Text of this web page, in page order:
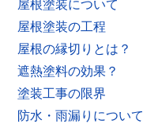
屋根塗装について
屋根塗装の工程
屋根の縁切りとは？
遮熱塗料の効果？
塗装工事の限界
防水・雨漏りについて